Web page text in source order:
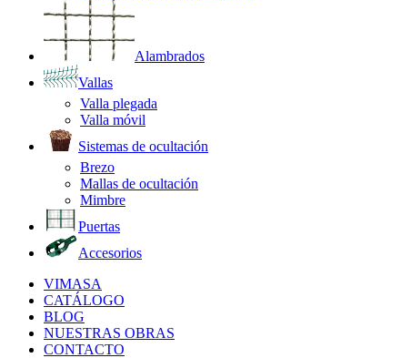
Alambrados
Vallas
Valla plegada
Valla móvil
Sistemas de ocultación
Brezo
Mallas de ocultación
Mimbre
Puertas
Accesorios
VIMASA
CATÁLOGO
BLOG
NUESTRAS OBRAS
CONTACTO